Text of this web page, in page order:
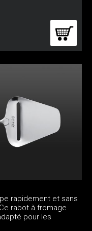
rapidement et sans
rabot à fromage
pour les